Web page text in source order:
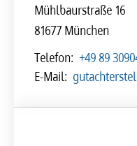
Mühlbaurstraße 16
81677 München
Telefon: +49 89
E-Mail: